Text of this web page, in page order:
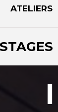
ATELIERS